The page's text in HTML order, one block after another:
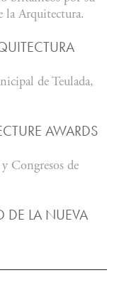
la Arquitectura.
de Teulada,
AWARDS
Congresos de
DE LA NUEVA